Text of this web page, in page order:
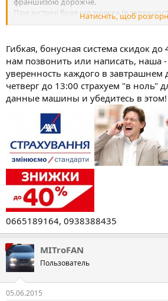
При зустрічі буде ще знижка (в
Телефони для зв'язку-0665189164 або
Натисніть, щоб
Гибкая, бонусная система скидок до
нам позвонить или написать, наша -
уверенность каждого в
четверг до 13:00 страхуем "в ноль"
данные машины и убедитесь в
0665189164, 0938388435
MITroFAN
Пользователь
05.06.2015